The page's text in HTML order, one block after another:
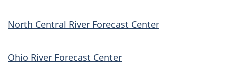
North Central River Forecast Center
Ohio River Forecast Center